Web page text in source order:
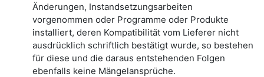
Änderungen, Instandsetzungsarbeiten
vorgenommen oder Programme oder Produkte
installiert, deren Kompatibilität vom Lieferer nicht
ausdrücklich schriftlich bestätigt wurde, so bestehen
für diese und die daraus entstehenden Folgen
ebenfalls keine Mängelansprüche.